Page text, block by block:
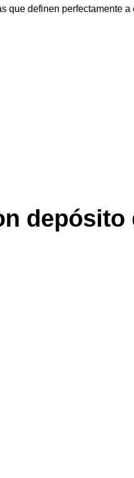
que definen perfectamente a
depósito